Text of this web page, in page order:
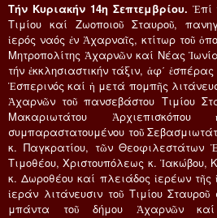
Τήν Κυριακήν 14η Σεπτεμβρίου. Ἐπί
Τιμίου καί Ζωοποιοῦ Σταυροῦ,
ἱερός ναός ἐν Ἀχαρναῖς, κτίτωρ τοῦ
Μητροπολίτης Ἀχαρνῶν καί Νέας
τήν ἐκκλησιαστικήν τάξιν, ἀφ΄
Ἑσπερινός καί ἡ μετά πομπῆς
Ἀχαρνῶν τοῦ πανσεβάστου Τιμίου
Μακαριωτάτου
συμπαραστατουμένου τοῦ
κ. Παγκρατίου, τῶν Θεοφιλεστάτων
Τιμοθέου, Χριστουπόλεως κ.
κ. Δωροθέου καί πλειάδος ἱερέων τῆς
ἱεράν λιτάνευσιν τοῦ Τιμίου
μπάντα τοῦ δήμου Ἀχαρνῶν